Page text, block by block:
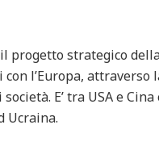
progetto strategico
l’Europa,
E’ tra USA e
Ucraina.